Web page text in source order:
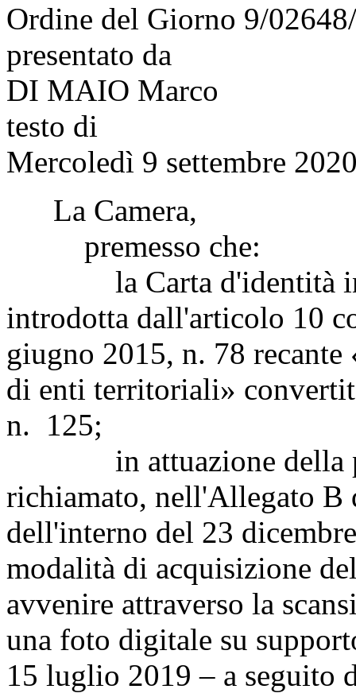
Ordine del Giorno 9/
presentato da
DI MAIO Marco
testo di
Mercoledì 9 settembre
La Camera,
premesso che:
la Carta d'identità in
introdotta dall'articolo 10
giugno 2015, n. 78
di enti territoriali»
n. 125;
in attuazione della
richiamato, nell'Allegato B
dell'interno del 23
modalità di acquisizione
avvenire attraverso la
una foto digitale su
15 luglio 2019 – a seguito